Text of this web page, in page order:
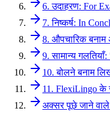
6. उदाहरण: For
7. निष्कर्ष: In
8. औपचारिक बनाम
9. सामान्य
10. बोलने बनाम
11. FlexiLingo के
अक्सर पूछे जाने